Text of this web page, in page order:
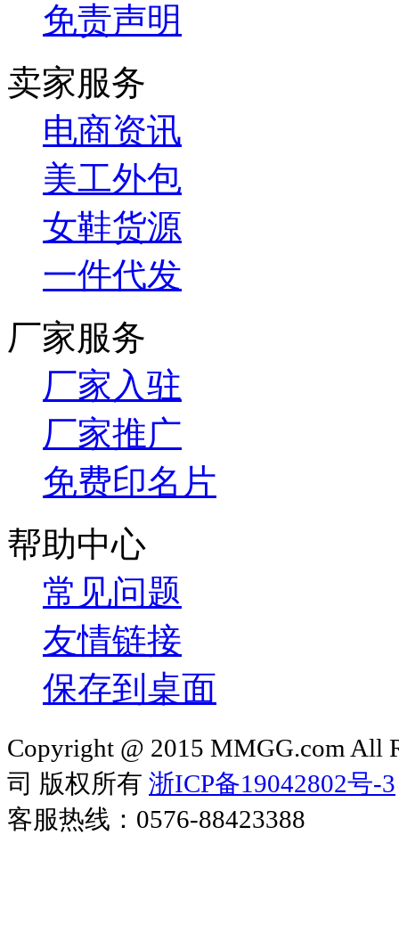
免责声明
卖家服务
电商资讯
美工外包
女鞋货源
一件代发
厂家服务
厂家入驻
厂家推广
免费印名片
帮助中心
常见问题
友情链接
保存到桌面
Copyright @ 2015 MMGG.com All
司 版权所有 浙ICP备19042802号-3
客服热线：0576-88423388